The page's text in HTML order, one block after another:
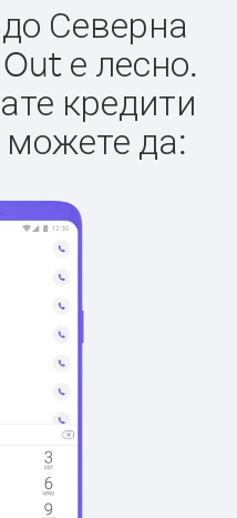
Северна
е лесно.
кредити
да: